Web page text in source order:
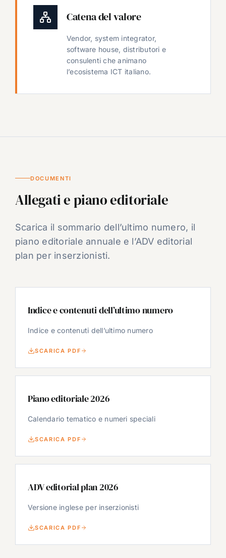
Catena del valore
Vendor, system integrator,
software house, distributori e
consulenti che animano
l’ecosistema ICT italiano.
DOCUMENTI
Allegati e piano editoriale
Scarica il sommario dell’ultimo numero, il
piano editoriale annuale e l’ADV editorial
plan per inserzionisti.
Indice e contenuti dell’ultimo numero
Indice e contenuti dell’ultimo numero
SCARICA PDF
Piano editoriale 2026
Calendario tematico e numeri speciali
SCARICA PDF
ADV editorial plan 2026
Versione inglese per inserzionisti
SCARICA PDF